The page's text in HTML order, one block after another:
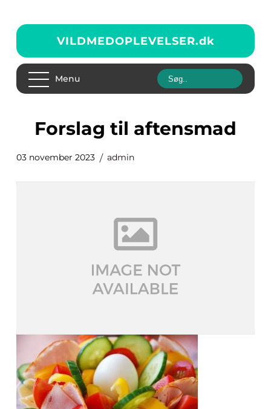
VILDMEDOPLEVELSER.dk
Menu
forslag til aftensmad
03 november 2023 admin